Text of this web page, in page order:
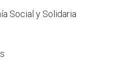
Social y Solidaria